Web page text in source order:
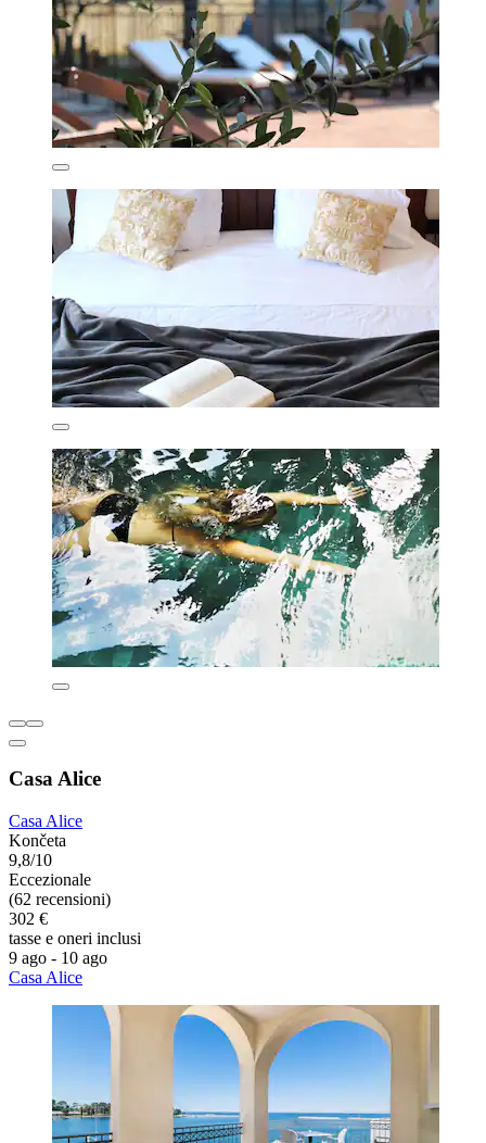
Casa Alice
Casa Alice
Končeta
9,8/10
Eccezionale
(62 recensioni)
302 €
tasse e oneri inclusi
9 ago - 10 ago
Casa Alice